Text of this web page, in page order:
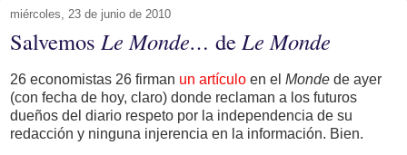
miércoles, 23 de junio de 2010
Salvemos Le Monde… deLe Monde
26 economistas 26 firman un artículo en el Monde de ayer
(con fecha de hoy, claro) donde reclaman a los futuros
dueños del diario respeto por la independencia de su
redacción y ninguna injerencia en la información. Bien.